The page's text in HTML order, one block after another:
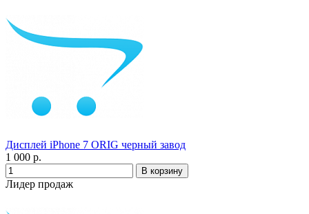
Дисплей iPhone 7 ORIG черный завод
1 000 р.
Лидер продаж